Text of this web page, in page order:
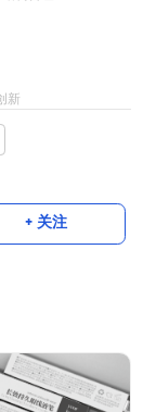
+ 关注